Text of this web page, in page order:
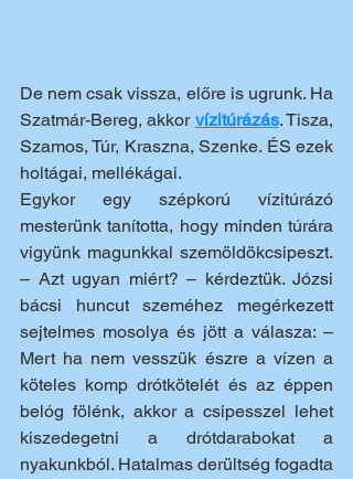
De nem csak vissza, előre is ugrunk. Ha
Szatmár-Bereg, akkor vízitúrázás. Tisza,
Szamos, Túr, Kraszna, Szenke. ÉS ezek
holtágai, mellékágai.
Egykor egy szépkorú vízitúrázó
mesterünk tanította, hogy minden túrára
vigyünk magunkkal szemöldökcsipeszt.
– Azt ugyan miért? – kérdeztük. Józsi
bácsi huncut szeméhez megérkezett
sejtelmes mosolya és jött a válasza: –
Mert ha nem vesszük észre a vízen a
köteles komp drótkötelét és az éppen
belóg fölénk, akkor a csipesszel lehet
kiszedegetni a drótdarabokat a
nyakunkból. Hatalmas derültség fogadta